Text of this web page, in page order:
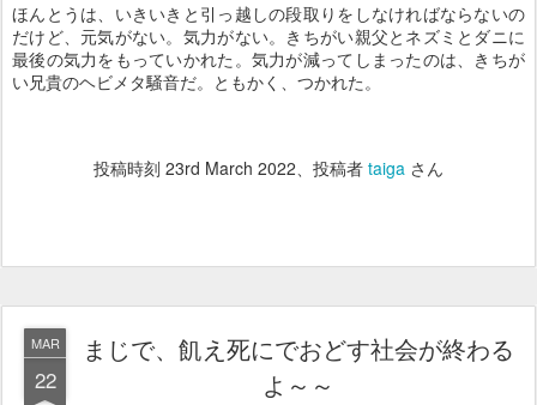
ほんとうは、いきいきと引っ越しの段取りをしなければならないの
だけど、元気がない。気力がない。きちがい親父とネズミとダニに
最後の気力をもっていかれた。気力が減ってしまったのは、きちが
い兄貴のヘビメタ騒音だ。ともかく、つかれた。
投稿時刻 23rd March 2022、投稿者 taiga さん
MAR
22
まじで、飢え死にでおどす社会が終わる
よ～～